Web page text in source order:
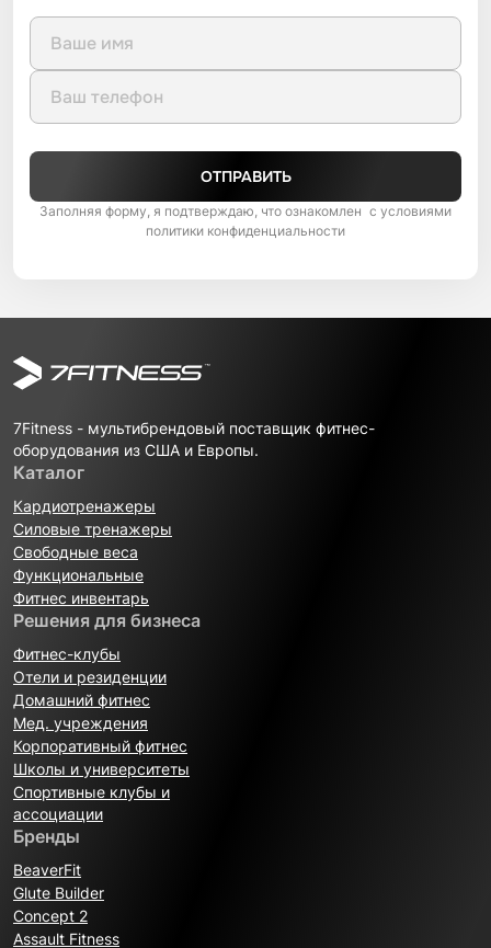
ОТПРАВИТЬ
Заполняя форму, я подтверждаю, что ознакомлен с условиями
политики конфиденциальности
7Fitness - мультибрендовый поставщик фитнес-
оборудования из США и Европы.
Каталог
Кардиотренажеры
Силовые тренажеры
Свободные веса
Функциональные
Фитнес инвентарь
Решения для бизнеса
Фитнес-клубы
Отели и резиденции
Домашний фитнес
Мед. учреждения
Корпоративный фитнес
Школы и университеты
Спортивные клубы и
ассоциации
Бренды
BeaverFit
Glute Builder
Concept 2
Assault Fitness